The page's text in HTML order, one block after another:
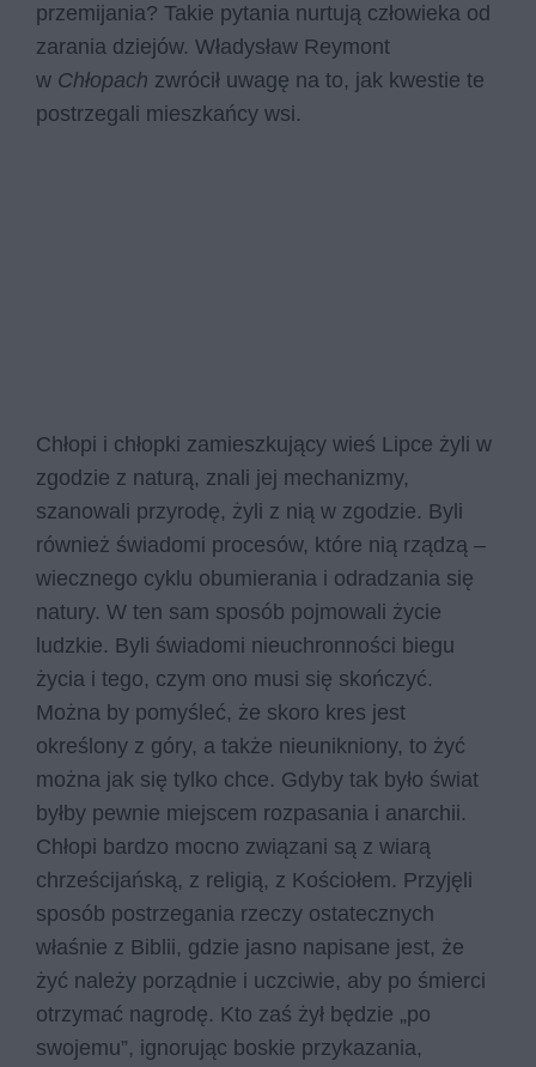
przemijania? Takie pytania nurtują człowieka od
zarania dziejów. Władysław Reymont
w Chłopach zwrócił uwagę na to, jak kwestie te
postrzegali mieszkańcy wsi.
Chłopi i chłopki zamieszkujący wieś Lipce żyli w
zgodzie z naturą, znali jej mechanizmy,
szanowali przyrodę, żyli z nią w zgodzie. Byli
również świadomi procesów, które nią rządzą –
wiecznego cyklu obumierania i odradzania się
natury. W ten sam sposób pojmowali życie
ludzkie. Byli świadomi nieuchronności biegu
życia i tego, czym ono musi się skończyć.
Można by pomyśleć, że skoro kres jest
określony z góry, a także nieunikniony, to żyć
można jak się tylko chce. Gdyby tak było świat
byłby pewnie miejscem rozpasania i anarchii.
Chłopi bardzo mocno związani są z wiarą
chrześcijańską, z religią, z Kościołem. Przyjęli
sposób postrzegania rzeczy ostatecznych
właśnie z Biblii, gdzie jasno napisane jest, że
żyć należy porządnie i uczciwie, aby po śmierci
otrzymać nagrodę. Kto zaś żył będzie „po
swojemu”, ignorując boskie przykazania,